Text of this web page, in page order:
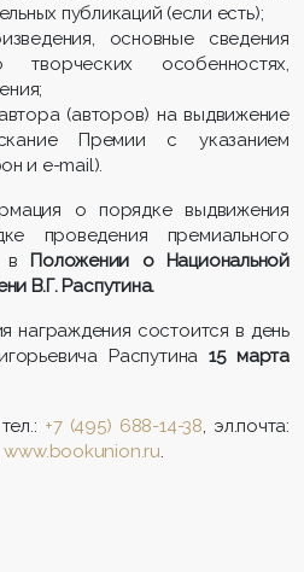
публикаций (если есть);
основные сведения
особенностях,
(авторов) на выдвижение
Премии с указанием
и e-mail).
о порядке выдвижения
проведения премиального
в Положении о Национальной
В.Г. Распутина.
награждения состоится в день
Распутина15 марта
+7 (495) 688-14-38 , эл.почта:
,www.bookunion.ru